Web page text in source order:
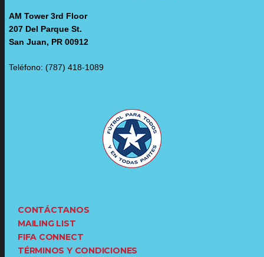
AM Tower 3rd Floor
207 Del Parque St.
San Juan, PR 00912
Teléfono: (787) 418-1089
CONTÁCTANOS
MAILING LIST
FIFA CONNECT
TÉRMINOS Y CONDICIONES